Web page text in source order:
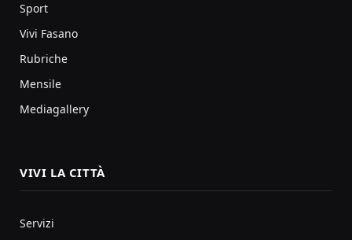
Sport
Vivi Fasano
Rubriche
Mensile
Mediagallery
VIVI LA CITTÀ
Servizi